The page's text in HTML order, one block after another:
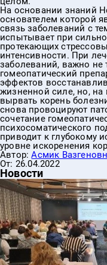
На основании знаний
основателем которой
связь заболеваний с
испытывает при
протекающих
интенсивности. При
заболеваний, важно не
гомеопатический
эффектов
жизненной силе, но, на
вырвать корень
снова провоцируют
сочетание
психосоматического
приводит к глубокому
уровне искоренения
Автор:Асмик
От: 26.04.2022
Новости